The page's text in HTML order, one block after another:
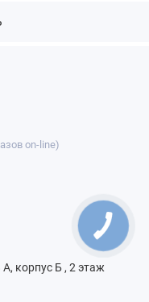
on-line)
корпус Б , 2 этаж